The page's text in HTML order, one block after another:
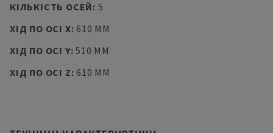
КІЛЬКІСТЬ ОСЕЙ: 5
ХІД ПО ОСІ X: 610 MM
ХІД ПО ОСІ Y:510 MM
ХІД ПО ОСІ Z: 610 MM